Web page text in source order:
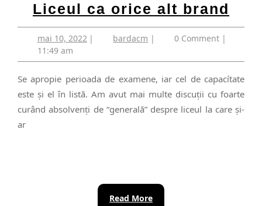
Liceul ca orice alt brand
ca
alt
mai 10, 2022mai
2022
| bardacm bardacm
| 0 Comment |
11:49 am
Se apropie perioada de examene, iar cel de capacítate
este şi el în listă. Am avut mai multe discuţii cu foarte
curând absolvenţi de “generală” despre liceul la care şi-
ar
Read MoreRead